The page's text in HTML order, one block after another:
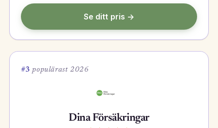
Se ditt pris →
#3 populärast 2026
Dina Försäkringar